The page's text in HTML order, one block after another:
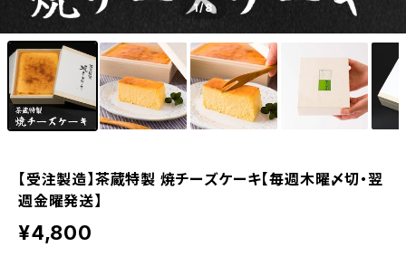
1/8
【受注製造】茶蔵特製 焼チーズケーキ【毎週木曜〆切・翌
週金曜発送】
¥4,800